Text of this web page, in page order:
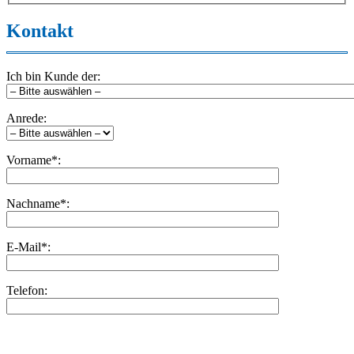
Kontakt
Ich bin Kunde der:
Anrede:
Vorname*:
Nachname*:
E-Mail*:
Telefon: